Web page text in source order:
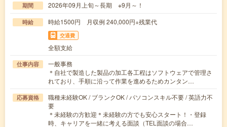
期間 2026年09月上旬～長期 ※9月～！
時給 時給1500円 月収例 240,000円+残業代
交通費
全額支給
仕事内容
一般事務
＊自社で製造した製品の加工各工程はソフトウェアで管理さ
れており、手順に沿って作業を進めるためカンタン…
応募資格
職種未経験OK / ブランクOK / パソコンスキル不要 / 英語力不
要
＊未経験の方歓迎＊未経験の方でも安心スタート！・登録
時、キャリアを一緒に考える面談（TEL面談の場合…